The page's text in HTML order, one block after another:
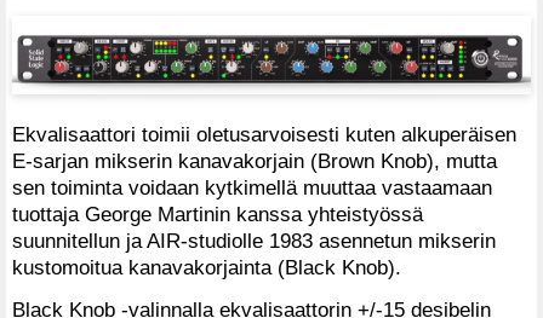
Ekvalisaattori toimii oletusarvoisesti kuten alkuperäisen
E-sarjan mikserin kanavakorjain (Brown Knob), mutta
sen toiminta voidaan kytkimellä muuttaa vastaamaan
tuottaja George Martinin kanssa yhteistyössä
suunnitellun ja AIR-studiolle 1983 asennetun mikserin
kustomoitua kanavakorjainta (Black Knob).
Black Knob -valinnalla ekvalisaattorin +/-15 desibelin